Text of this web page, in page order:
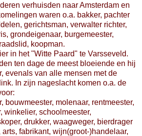
verhuisden naar Amsterdam en
waren o.a. bakker, pachter
gerichtsman, verwalter richter,
grondeigenaar, burgemeester,
koopman.
in het "Witte Paard" te Varsseveld.
ten dage de meest bloeiende en hij
evenals van alle mensen met de
In zijn nageslacht komen o.a. de
bouwmeester, molenaar, rentmeester,
winkelier, schoolmeester,
drukker, waagweger, bierdrager
fabrikant, wijn(groot-)handelaar,